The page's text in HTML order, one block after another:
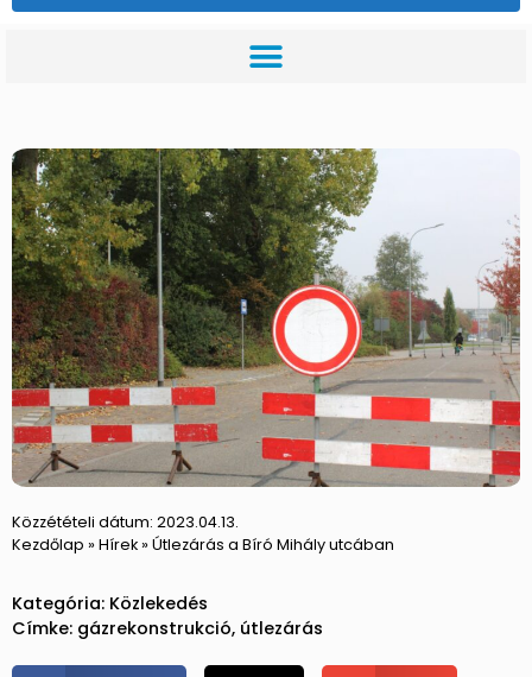
Közzétételi dátum: 2023.04.13.
Kezdőlap » Hírek» Útlezárás a Bíró Mihály utcában
Kategória: Közlekedés
Címke: gázrekonstrukció, útlezárás